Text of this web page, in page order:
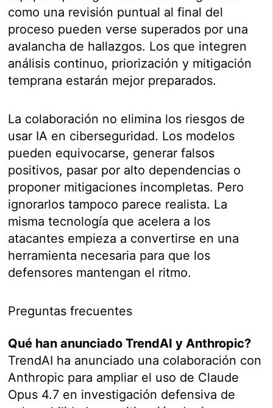
como una revisión puntual al final del
proceso pueden verse superados por una
avalancha de hallazgos. Los que integren
análisis continuo, priorización y mitigación
temprana estarán mejor preparados.
La colaboración no elimina los riesgos de
usar IA en ciberseguridad. Los modelos
pueden equivocarse, generar falsos
positivos, pasar por alto dependencias o
proponer mitigaciones incompletas. Pero
ignorarlos tampoco parece realista. La
misma tecnología que acelera a los
atacantes empieza a convertirse en una
herramienta necesaria para que los
defensores mantengan el ritmo.
Preguntas frecuentes
Qué han anunciado TrendAI y Anthropic?
TrendAI ha anunciado una colaboración con
Anthropic para ampliar el uso de Claude
Opus 4.7 en investigación defensiva de